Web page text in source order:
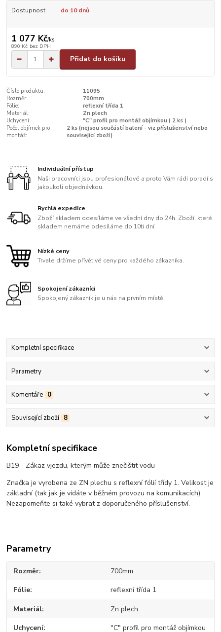
Dostupnost do 10 dnů
1 077 Kč/ks
890 Kč bez DPH
Přidat do košíku
Číslo produktu:
11095
Rozměr:
700mm
Fólie:
reflexní třída 1
Materiál:
Zn plech
Uchycení:
"C" profil pro montáž objímkou ( 2 ks )
Počet objímek pro
montáž:
2 ks (nejsou součástí balení - viz příslušenství nebo
související zboží)
Individuální přístup
Naši pracovníci jsou profesionálové a proto Vám rádi poradí s
jakoukoli objednávkou.
Rychlá expedice
Zboží skladem odesíláme ve všední dny do 24h. Zboží, které
skladem nemáme odesíláme do 10ti dní.
Nízké ceny
Trvale držíme přívětivé ceny pro každého zákazníka.
Spokojení zákazníci
Spokojený zákazník je u nás na prvním místě.
Kompletní specifikace
Parametry
Komentáře 0
Související zboží 8
Kompletní specifikace
B19 - Zákaz vjezdu, kterým může znečištit vodu
Značka je vyrobena ze ZN plechu s reflexní fólií třídy 1. Velikost je
základní (tak jak je vídáte v běžném provozu na komunikacích).
Nezapomeňte si také vybrat z doporučeného příslušenství.
Parametry
Rozměr 700mm
Fólie reflexní třída 1
Materiál Zn plech
Uchycení "C" profil pro montáž objímkou